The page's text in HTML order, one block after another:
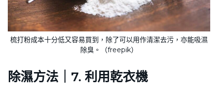
梳打粉成本十分低又容易買到，除了可以用作清潔去污，亦能吸濕
除臭。（freepik）
除濕方法｜7. 利用乾衣機